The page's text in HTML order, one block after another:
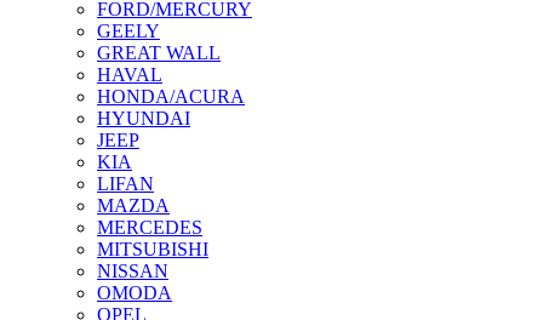
FORD/MERCURY
GEELY
GREAT WALL
HAVAL
HONDA/ACURA
HYUNDAI
JEEP
KIA
LIFAN
MAZDA
MERCEDES
MITSUBISHI
NISSAN
OMODA
OPEL